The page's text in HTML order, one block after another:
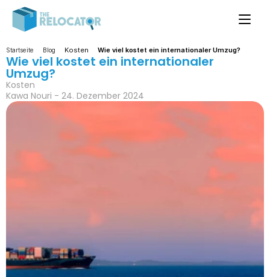
Startseite Blog Kosten Wie viel kostet ein internationaler Umzug?
Wie viel kostet ein internationaler
Umzug?
Kosten
Kawa Nouri - 24. Dezember 2024